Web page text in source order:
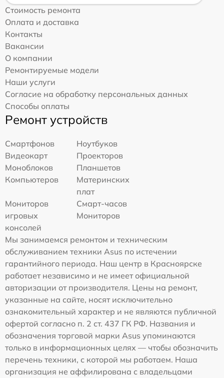
Стоимость ремонта
Оплата и доставка
Контакты
Вакансии
О компании
Ремонтируемые модели
Наши услуги
Согласие на обработку персональных данных
Способы оплаты
Ремонт устройств
Смартфонов
Ноутбуков
Видеокарт
Проекторов
Моноблоков
Планшетов
Компьютеров
Материнских
плат
Мониторов
Смарт-часов
игровых
консолей
Мониторов
Мы занимаемся ремонтом и техническим
обслуживанием техники Asus по истечении
гарантийного периода. Наш центр в Красноярске
работает независимо и не имеет официальной
авторизации от производителя. Цены на ремонт,
указанные на сайте, носят исключительно
ознакомительный характер и не являются публичной
офертой согласно п. 2 ст. 437 ГК РФ. Названия и
обозначения торговой марки Asus упоминаются
только в информационных целях — чтобы обозначить
перечень техники, с которой мы работаем. Наша
организация не аффилирована с владельцами